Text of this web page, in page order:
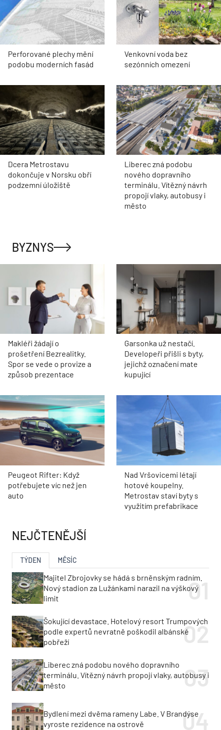
Perforované plechy mění
podobu moderních fasád
Venkovní voda bez
sezónních omezení
Dcera Metrostavu
dokončuje v Norsku obří
podzemní úložiště
Liberec zná podobu
nového dopravního
terminálu. Vítězný návrh
propojí vlaky, autobusy i
město
BYZNYS
Makléři žádají o
prošetření Bezrealitky.
Spor se vede o provize a
způsob prezentace
Garsonka už nestačí.
Developeři přišli s byty,
jejichž označení mate
kupující
Peugeot Rifter: Když
potřebujete víc než jen
auto
Nad Vršovicemi létají
hotové koupelny.
Metrostav staví byty s
využitím prefabrikace
NEJČTENĚJŠÍ
TÝDEN MĚSÍC
Majitel Zbrojovky se hádá s brněnským radním.
Nový stadion za Lužánkami narazil na výškový
limit
Šokující devastace. Hotelový resort Trumpových
podle expertů nevratně poškodil albánské
pobřeží
Liberec zná podobu nového dopravního
terminálu. Vítězný návrh propojí vlaky, autobusy i
město
Bydlení mezi dvěma rameny Labe. V Brandýse
vyroste rezidence na ostrově